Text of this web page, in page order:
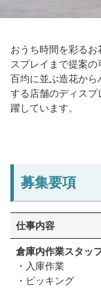
お問い合わせ
プライバシーポリシ
おうち時間を彩るお
スプレイまで提案
百均に並ぶ造花か
する店舗のディス
躍しています。
募集要項
仕事内容
倉庫内作業スタッ
・入庫作業
・ピッキング